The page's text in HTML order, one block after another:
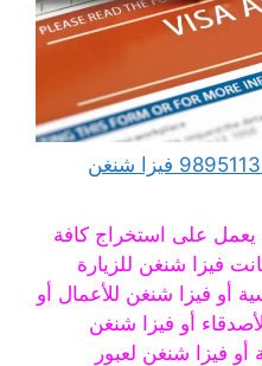
مكتب استخراج فيزا شنغن 98951133 فيزا شنغن
يعمل على استخراج كافة
فيزا شنغن للزيارة
أو فيزا شنغن للأعمال أو
أو فيزا شنغن
أو فيزا شنغن لعبور